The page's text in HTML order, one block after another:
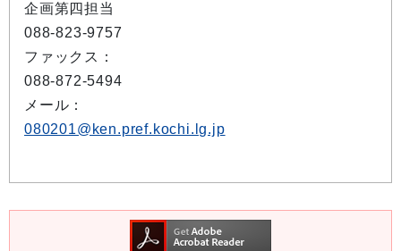
企画第四担当
088-823-9757
ファックス：
088-872-5494
メール：
080201@ken.pref.kochi.lg.jp